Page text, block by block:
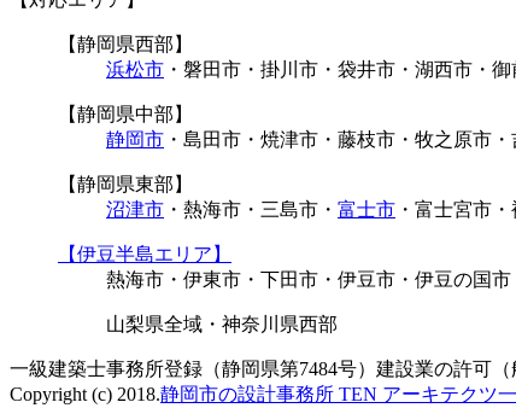
【静岡県西部】
浜松市 ・磐田市・掛川市・袋井市・湖西市・
【静岡県中部】
静岡市 ・島田市・焼津市・藤枝市・牧之原市
【静岡県東部】
沼津市 ・熱海市・三島市・ 富士市 ・富士宮市
【伊豆半島エリア】
熱海市・伊東市・下田市・伊豆市・伊豆の国
山梨県全域・神奈川県西部
一級建築士事務所登録（静岡県第7484号）建設業の許可（
Copyright (c) 2018.静岡市の設計事務所 TEN アーキテクツ